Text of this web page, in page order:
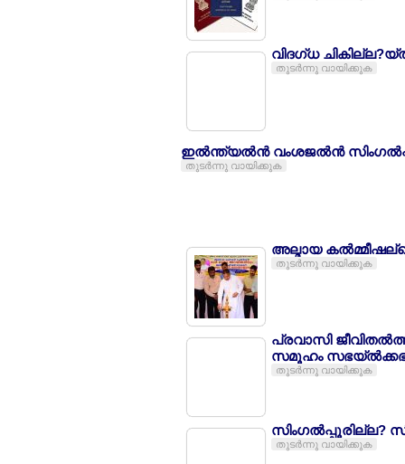
വിദഗ്ധ
തുടര്‍ന്നു വായിക്കുക
ഇല്‍ന്ത്യല്‍ന്‍ വംശജല്‍ന്‍
തുടര്‍ന്നു വായിക്കുക
അല്മായ
തുടര്‍ന്നു വായിക്കുക
പ്രവാസി
സമൂഹം
തുടര്‍ന്നു വായിക്കുക
സിംഗല്‍പ്പൂരില്ല?
തുടര്‍ന്നു വായിക്കുക